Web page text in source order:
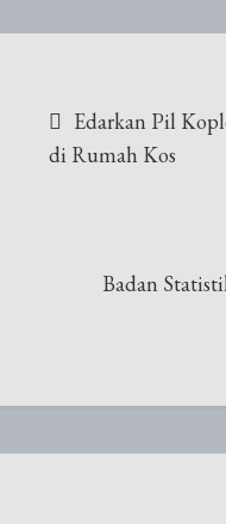
pos
Edarkan Pil
di Rumah Kos
Badan